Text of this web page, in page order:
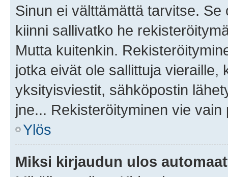
Sinun ei välttämättä tarvitse.
kiinni sallivatko he
Mutta kuitenkin.
jotka eivät ole sallittuja vieraille,
yksityisviestit, sähköpostin
jne... Rekisteröityminen vie
Ylös
Miksi kirjaudun ulos